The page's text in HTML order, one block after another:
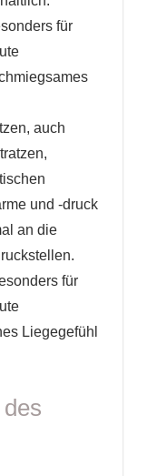
für
auch
und -druck
an die
für
Liegegefühl